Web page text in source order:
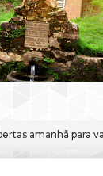
amanhã para